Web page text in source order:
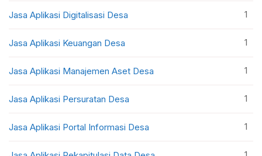
Jasa Aplikasi Digitalisasi Desa 1
Jasa Aplikasi Keuangan Desa 1
Jasa Aplikasi Manajemen Aset Desa 1
Jasa Aplikasi Persuratan Desa 1
Jasa Aplikasi Portal Informasi Desa 1